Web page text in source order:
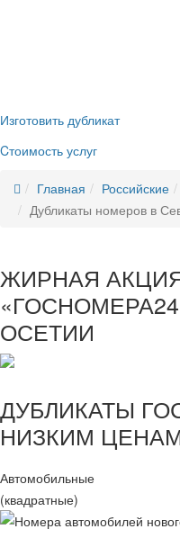
Изготовить дубликат
Cтоимость услуг
Главная Российские
Дубликаты номеров в
ЖИРНАЯ
ОСЕТИИ
ДУБЛИКАТЫ
НИЗКИМ
Автомобильные
(квадратные)